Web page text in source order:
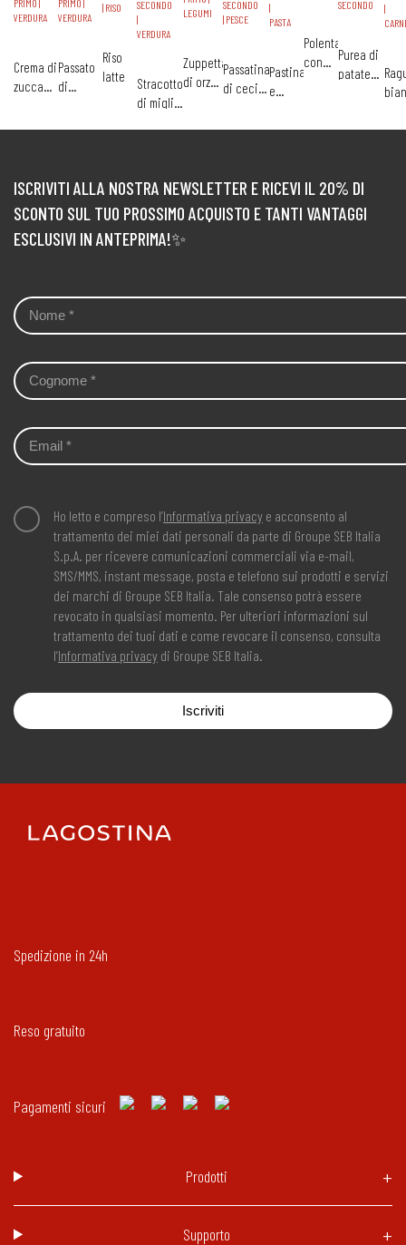
PRIMO |
VERDURA
Crema di
zucca
PRIMO |
VERDURA
Passato
di
| RISO
Riso
latte
SECONDO
|
VERDURA
Stracotto
di miglio
all'olio
LEGUMI
Zuppetta
di orzo
SECONDO
| PESCE
Passatina
di ceci
filetto di
|
PASTA
Pastina
e
Polenta
con
SECONDO
Purea di
patate
|
ISCRIVITI ALLA NOSTRA NEWSLETTER E RICEVI IL 20% DI
SCONTO SUL TUO PROSSIMO ACQUISTO E TANTI VANTAGGI
ESCLUSIVI IN ANTEPRIMA!✨
Ho letto e compreso l’Informativa privacy e acconsento al
trattamento dei miei dati personali da parte di Groupe SEB Italia
S.p.A. per ricevere comunicazioni commerciali via e-mail,
SMS/MMS, instant message, posta e telefono sui prodotti e servizi
dei marchi di Groupe SEB Italia. Tale consenso potrà essere
revocato in qualsiasi momento. Per ulteriori informazioni sul
trattamento dei tuoi dati e come revocare il consenso, consulta
l’Informativa privacy di Groupe SEB Italia.
Iscriviti
Spedizione in 24h
Reso gratuito
Pagamenti sicuri
Prodotti
Supporto